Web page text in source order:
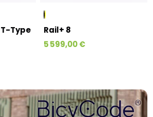
T-Type
Rail+ 8
5 599,00 €